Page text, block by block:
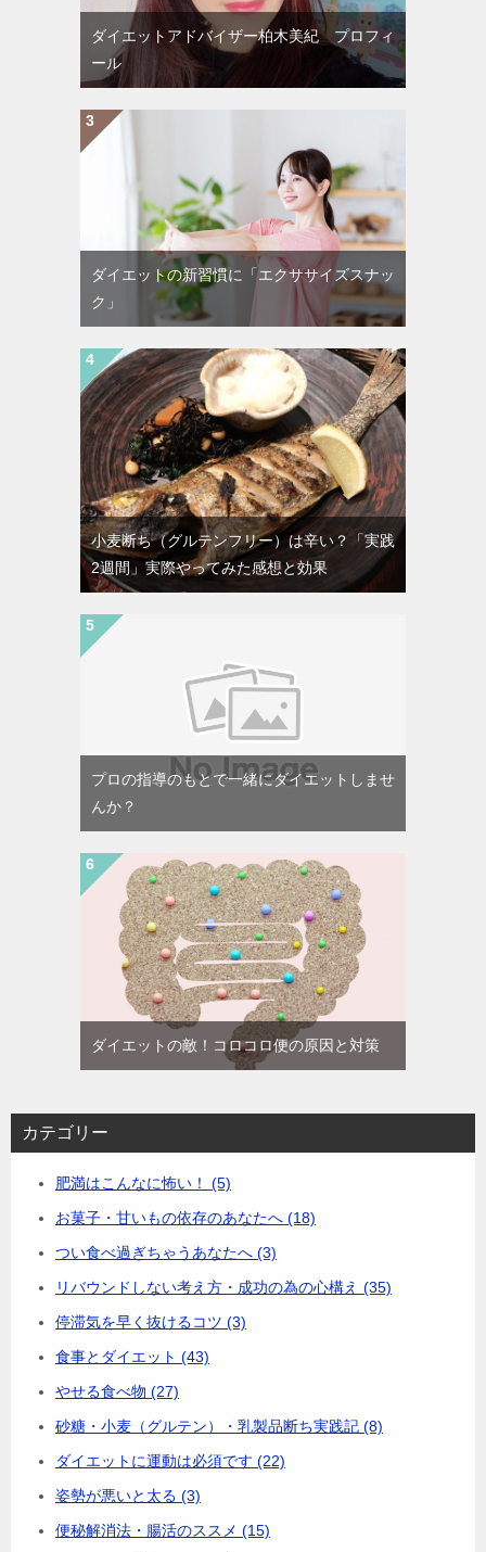
ダイエットアドバイザー柏木美紀 プロフィ
ール
ダイエットの新習慣に「エクササイズスナッ
ク」
小麦断ち（グルテンフリー）は辛い？「実践
2週間」実際やってみた感想と効果
プロの指導のもとで一緒にダイエットしませ
んか？
ダイエットの敵！コロコロ便の原因と対策
カテゴリー
肥満はこんなに怖い！ (5)
お菓子・甘いもの依存のあなたへ (18)
つい食べ過ぎちゃうあなたへ (3)
リバウンドしない考え方・成功の為の心構え (35)
停滞気を早く抜けるコツ (3)
食事とダイエット (43)
やせる食べ物 (27)
砂糖・小麦（グルテン）・乳製品断ち実践記 (8)
ダイエットに運動は必須です (22)
姿勢が悪いと太る (3)
便秘解消法・腸活のススメ (15)